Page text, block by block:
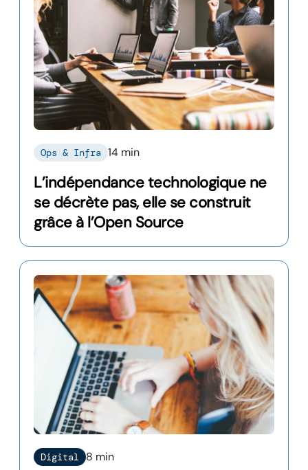
Ops & Infra 14 min
L’indépendance technologique ne
se décrète pas, elle se construit
grâce à l’Open Source
Digital 8 min